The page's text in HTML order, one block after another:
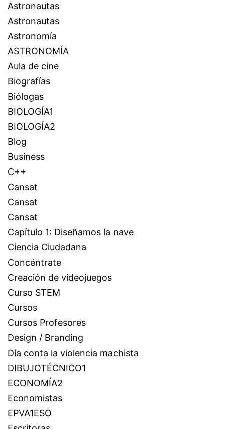
Astronautas
Astronautas
Astronomía
ASTRONOMÍA
Aula de cine
Biografías
Biólogas
BIOLOGÍA1
BIOLOGÍA2
Blog
Business
C++
Cansat
Cansat
Cansat
Capítulo 1: Diseñamos la nave
Ciencia Ciudadana
Concéntrate
Creación de videojuegos
Curso STEM
Cursos
Cursos Profesores
Design / Branding
Día conta la violencia machista
DIBUJOTÉCNICO1
ECONOMÍA2
Economistas
EPVA1ESO